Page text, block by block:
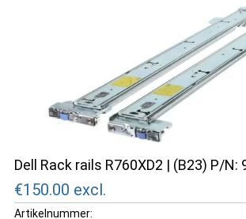
Dell Rack rails R760XD2 | (B23) P/N:
€150.00 excl.
Artikelnummer: